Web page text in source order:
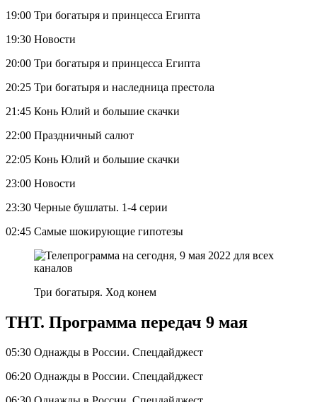
19:00 Три богатыря и принцесса Египта
19:30 Новости
20:00 Три богатыря и принцесса Египта
20:25 Три богатыря и наследница престола
21:45 Конь Юлий и большие скачки
22:00 Праздничный салют
22:05 Конь Юлий и большие скачки
23:00 Новости
23:30 Черные бушлаты. 1-4 серии
02:45 Самые шокирующие гипотезы
Три богатыря. Ход конем
ТНТ. Программа передач 9 мая
05:30 Однажды в России. Спецдайджест
06:20 Однажды в России. Спецдайджест